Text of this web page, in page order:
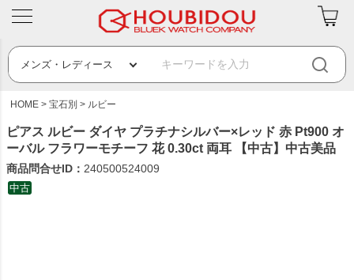
HOME 宝石別 ルビー
ピアス ルビー ダイヤ プラチナシルバー×レッド 赤 Pt900 オ
ーバル フラワーモチーフ 花 0.30ct 両耳 【中古】中古美品
商品問合せID： 240500524009
中古